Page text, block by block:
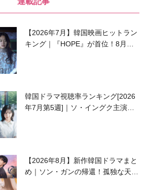
【2026年7月】韓国映画ヒットラン
キング｜『HOPE』が首位！8月公
韓国ドラマ視聴率ランキング[2026
年7月第5週]｜ソ・イングク主演の
【2026年8月】新作韓国ドラマまと
め｜ソン・ガンの帰還！孤独な天才